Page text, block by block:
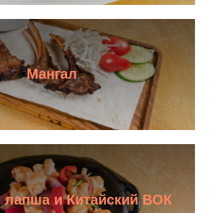
Мангал
лапша и Китайский ВОК